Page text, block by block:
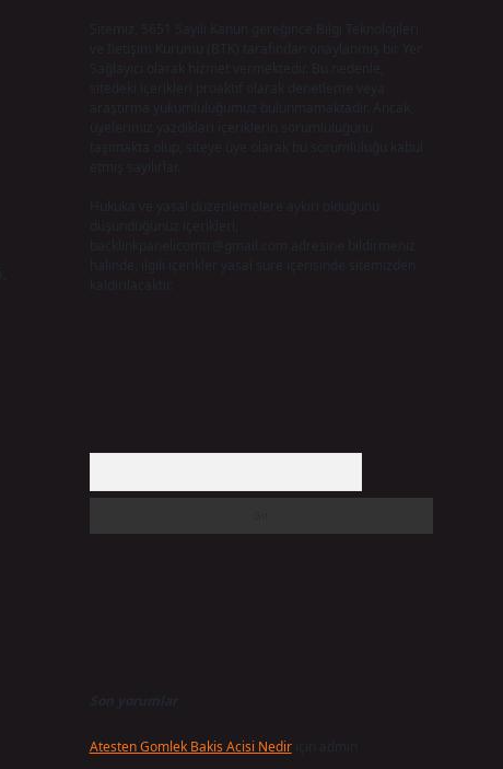
sitedeki içerikleri proaktif olarak denetleme veya
üyelerimiz yazdıkları içeriklerin sorumluluğunu
düşündüğünüz içerikleri,
halinde, ilgili içerikler yasal süre içerisinde sitemizden
Son yorumlar
Atesten Gomlek Bakis Acisi Nediriçin